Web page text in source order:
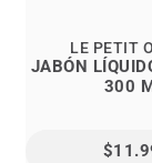
JABÓN
300
LE PETIT